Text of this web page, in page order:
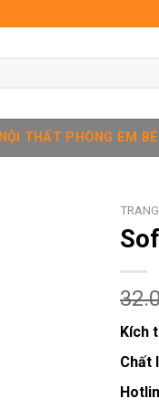
NỘI THẤT PHÒNG EM BÉ
Kích
Chất